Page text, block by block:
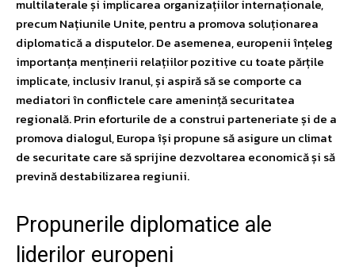
multilaterale și implicarea organizațiilor internaționale,
precum Națiunile Unite, pentru a promova soluționarea
diplomatică a disputelor. De asemenea, europenii înțeleg
importanța menținerii relațiilor pozitive cu toate părțile
implicate, inclusiv Iranul, și aspiră să se comporte ca
mediatori în conflictele care amenință securitatea
regională. Prin eforturile de a construi parteneriate și de a
promova dialogul, Europa își propune să asigure un climat
de securitate care să sprijine dezvoltarea economică și să
prevină destabilizarea regiunii.
Propunerile diplomatice ale
liderilor europeni